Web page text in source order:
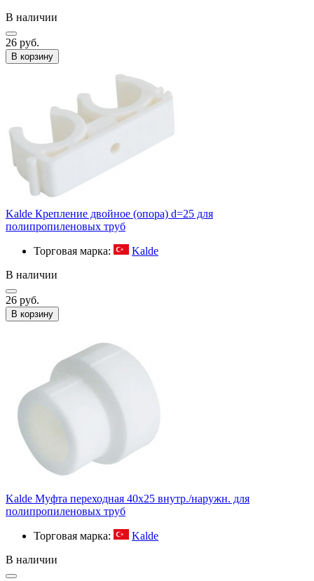
В наличии
26 руб.
В корзину
Kalde Крепление двойное (опора) d=25 для
полипропиленовых труб
Торговая марка:
Kalde
В наличии
26 руб.
В корзину
Kalde Муфта переходная 40х25 внутр./наружн. для
полипропиленовых труб
Торговая марка:
Kalde
В наличии